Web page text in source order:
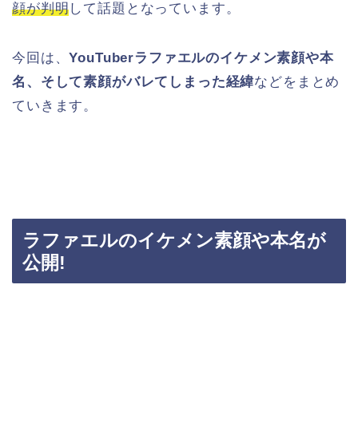
顔が判明して話題となっています。
今回は、YouTuberラファエルのイケメン素顔や本
名、そして素顔がバレてしまった経緯などをまとめ
ていきます。
ラファエルのイケメン素顔や本名が
公開!